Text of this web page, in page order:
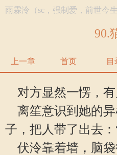
雨霖泠（sc，强制爱，前世今生
90.
上一章 首页 目
对方显然一愣，有
离笙意识到她的
子，把人带了出去
伏泠靠着墙，脑袋